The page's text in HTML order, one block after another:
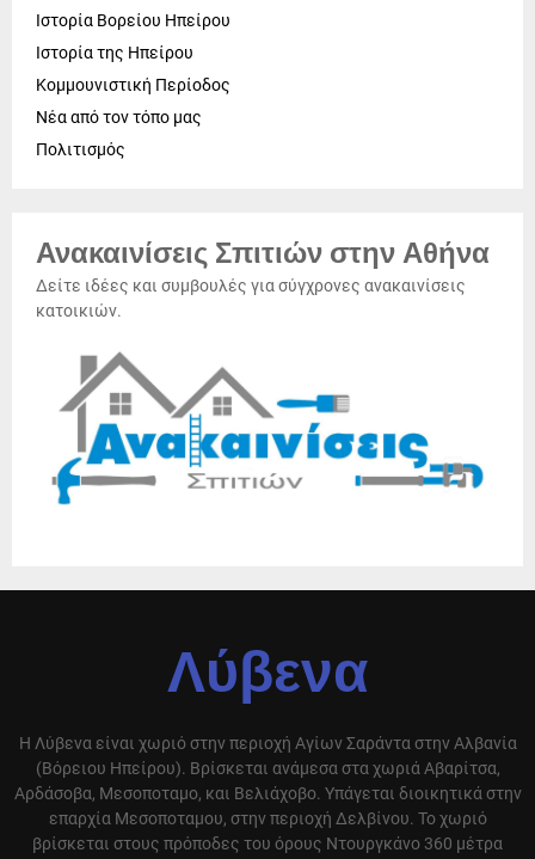
Ιστορία Βορείου Ηπείρου
Ιστορία της Ηπείρου
Κομμουνιστική Περίοδος
Νέα από τον τόπο μας
Πολιτισμός
Ανακαινίσεις Σπιτιών στην Αθήνα
Δείτε ιδέες και συμβουλές για σύγχρονες ανακαινίσεις
κατοικιών.
Λύβενα
Η Λύβενα είναι χωριό στην περιοχή Αγίων Σαράντα στην Αλβανία
(Βόρειου Ηπείρου). Βρίσκεται ανάμεσα στα χωριά Αβαρίτσα,
Αρδάσοβα, Μεσοποταμο, και Βελιάχοβο. Υπάγεται διοικητικά στην
επαρχία Μεσοποταμου, στην περιοχή Δελβίνου. Το χωριό
βρίσκεται στους πρόποδες του όρους Ντουργκάνο 360 μέτρα